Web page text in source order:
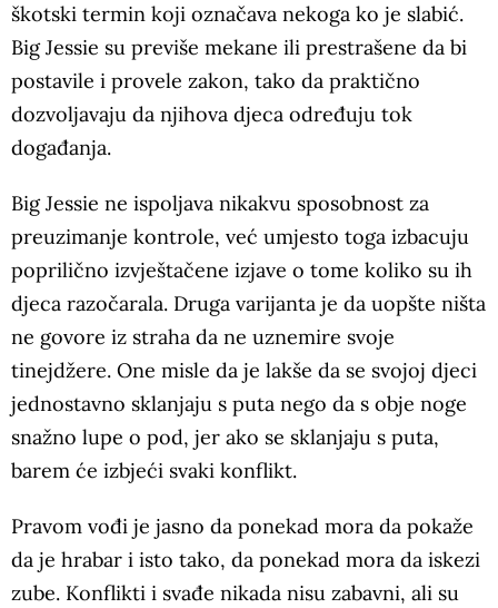
škotski termin koji označava nekoga ko je slabić.
Big Jessie su previše mekane ili prestrašene da bi
postavile i provele zakon, tako da praktično
dozvoljavaju da njihova djeca određuju tok
događanja.
Big Jessie ne ispoljava nikakvu sposobnost za
preuzimanje kontrole, već umjesto toga izbacuju
poprilično izvještačene izjave o tome koliko su ih
djeca razočarala. Druga varijanta je da uopšte ništa
ne govore iz straha da ne uznemire svoje
tinejdžere. One misle da je lakše da se svojoj djeci
jednostavno sklanjaju s puta nego da s obje noge
snažno lupe o pod, jer ako se sklanjaju s puta,
barem će izbjeći svaki konflikt.
Pravom vođi je jasno da ponekad mora da pokaže
da je hrabar i isto tako, da ponekad mora da iskezi
zube. Konflikti i svađe nikada nisu zabavni, ali su